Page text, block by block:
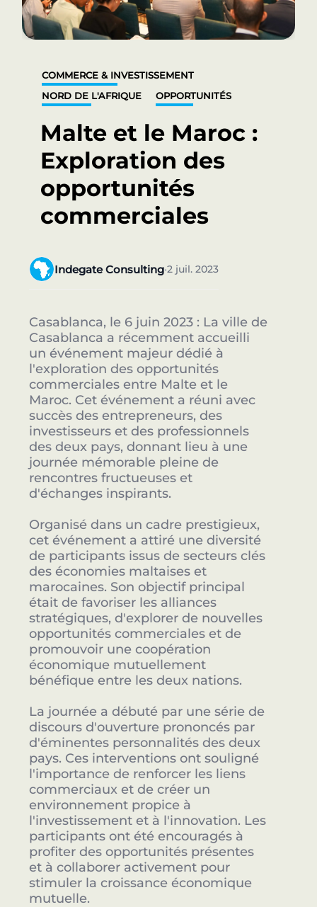
COMMERCE & INVESTISSEMENT
NORD DE L'AFRIQUE
OPPORTUNITÉS
Malte et le Maroc :
Exploration des
opportunités
commerciales
Indegate Consulting•2 juil. 2023
Casablanca, le 6 juin 2023 : La ville de
Casablanca a récemment accueilli
un événement majeur dédié à
l'exploration des opportunités
commerciales entre Malte et le
Maroc. Cet événement a réuni avec
succès des entrepreneurs, des
investisseurs et des professionnels
des deux pays, donnant lieu à une
journée mémorable pleine de
rencontres fructueuses et
d'échanges inspirants.
Organisé dans un cadre prestigieux,
cet événement a attiré une diversité
de participants issus de secteurs clés
des économies maltaises et
marocaines. Son objectif principal
était de favoriser les alliances
stratégiques, d'explorer de nouvelles
opportunités commerciales et de
promouvoir une coopération
économique mutuellement
bénéfique entre les deux nations.
La journée a débuté par une série de
discours d'ouverture prononcés par
d'éminentes personnalités des deux
pays. Ces interventions ont souligné
l'importance de renforcer les liens
commerciaux et de créer un
environnement propice à
l'investissement et à l'innovation. Les
participants ont été encouragés à
profiter des opportunités présentes
et à collaborer activement pour
stimuler la croissance économique
mutuelle.